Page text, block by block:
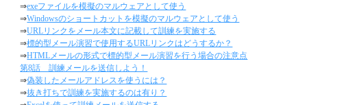
⇒exeファイルを模擬のマルウェアとして使う
⇒Windowsのショートカットを模擬のマルウェアとして使う
⇒URLリンクをメール本文に記載して訓練を実施する
⇒標的型メール演習で使用するURLリンクはどうするか？
⇒HTMLメールの形式で標的型メール演習を行う場合の注意点
第8話 訓練メールを送信しよう！
⇒偽装したメールアドレスを使うには？
⇒抜き打ちで訓練を実施するのは有り？